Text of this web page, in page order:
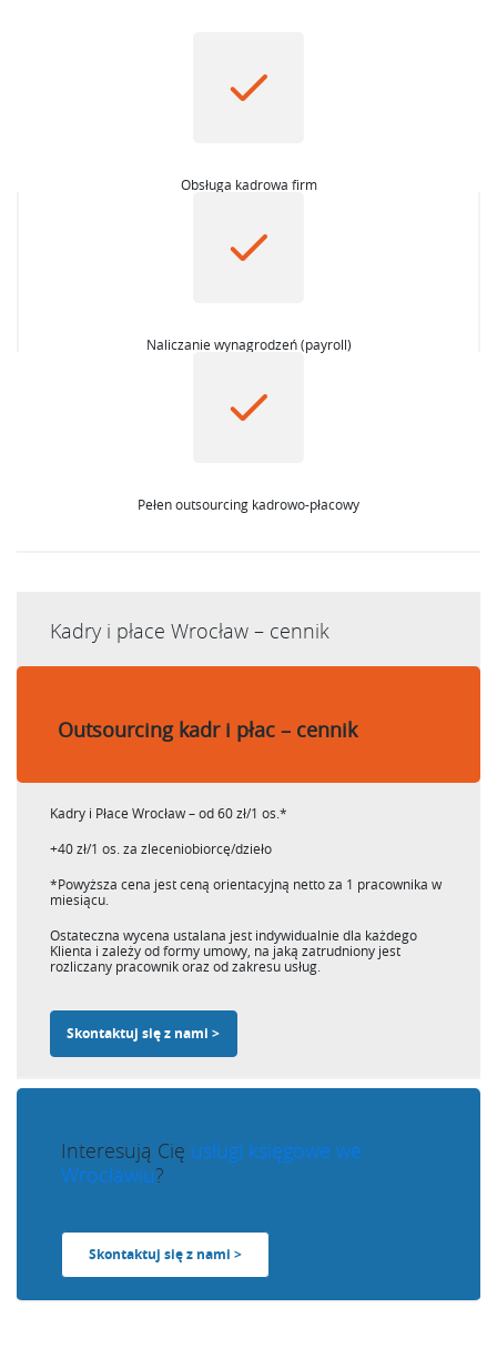
Obsługa kadrowa firm
Naliczanie wynagrodzeń (payroll)
Pełen outsourcing kadrowo-płacowy
Kadry i płace Wrocław – cennik
Outsourcing kadr i płac – cennik
Kadry i Płace Wrocław – od 60 zł/1 os.*
+40 zł/1 os. za zleceniobiorcę/dzieło
*Powyższa cena jest ceną orientacyjną netto za 1 pracownika w
miesiącu.
Ostateczna wycena ustalana jest indywidualnie dla każdego
Klienta i zależy od formy umowy, na jaką zatrudniony jest
rozliczany pracownik oraz od zakresu usług.
Skontaktuj się z nami >
Interesują Cię usługi księgowe we
Wrocławiu?
Skontaktuj się z nami >